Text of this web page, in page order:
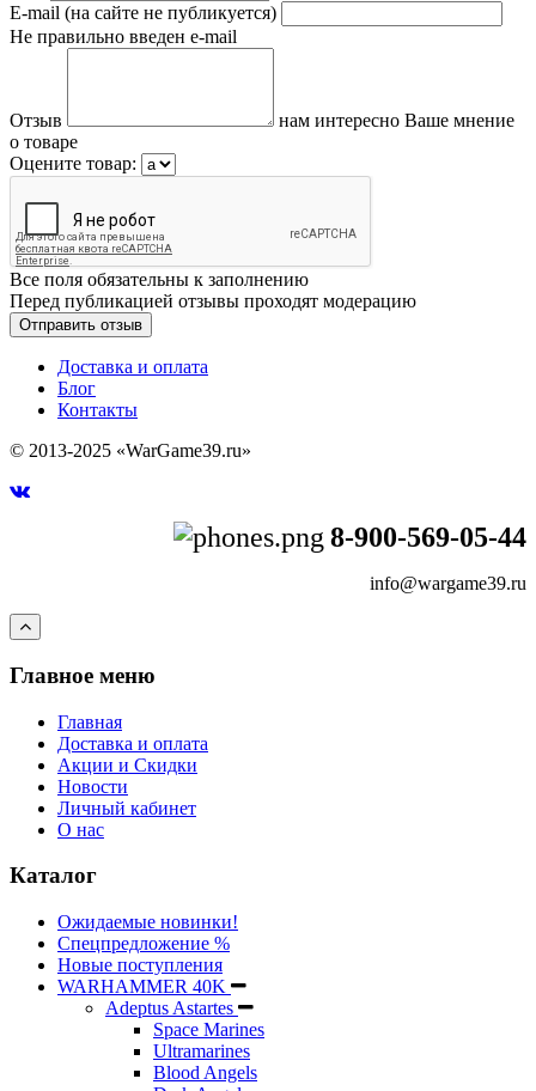
E-mail (на сайте не публикуется)
Не правильно введен e-mail
Отзыв
нам интересно Ваше мнение
о товаре
Оцените товар:
Все поля обязательны к заполнению
Перед публикацией отзывы проходят модерацию
Доставка и оплата
Блог
Контакты
© 2013-2025 «WarGame39.ru»
8-900-569-05-44
info@wargame39.ru
Главное меню
Главная
Доставка и оплата
Акции и Скидки
Новости
Личный кабинет
О нас
Каталог
Ожидаемые новинки!
Спецпредложение %
Новые поступления
WARHAMMER 40K
Adeptus Astartes
Space Marines
Ultramarines
Blood Angels